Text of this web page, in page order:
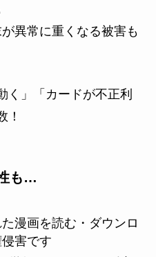
異常に重くなる被害も
く」「カードが不正利
！
も…
漫画を読む・ダウンロ
害です